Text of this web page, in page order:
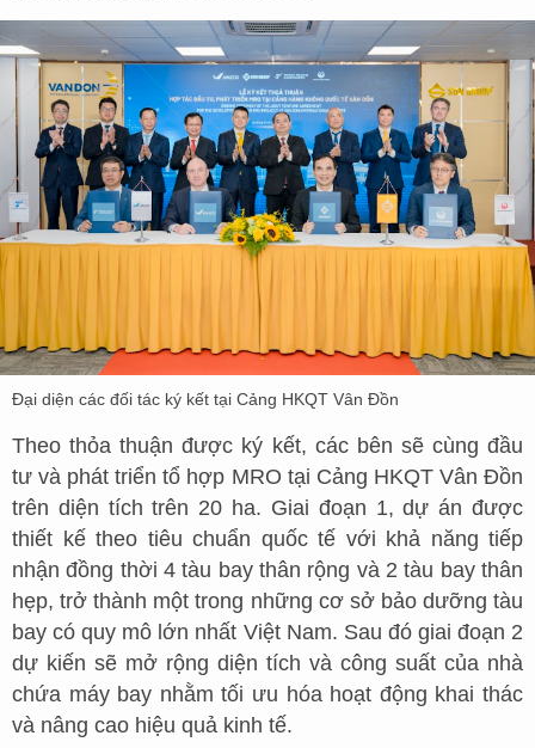
Đại diện các đối tác ký kết tại Cảng HKQT Vân Đồn
Theo thỏa thuận được ký kết, các bên sẽ cùng đầu
tư và phát triển tổ hợp MRO tại Cảng HKQT Vân Đồn
trên diện tích trên 20 ha. Giai đoạn 1, dự án được
thiết kế theo tiêu chuẩn quốc tế với khả năng tiếp
nhận đồng thời 4 tàu bay thân rộng và 2 tàu bay thân
hẹp, trở thành một trong những cơ sở bảo dưỡng tàu
bay có quy mô lớn nhất Việt Nam. Sau đó giai đoạn 2
dự kiến sẽ mở rộng diện tích và công suất của nhà
chứa máy bay nhằm tối ưu hóa hoạt động khai thác
và nâng cao hiệu quả kinh tế.